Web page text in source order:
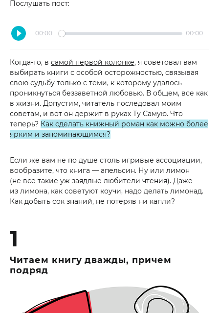
Послушать пост:
00:00 00:00
Когда-то, в самой первой колонке, я советовал вам
выбирать книги с особой осторожностью, связывая
свою судьбу только с теми, к которому удалось
проникнуться беззаветной любовью. В общем, все как
в жизни. Допустим, читатель последовал моим
советам, и вот он держит в руках Ту Самую. Что
теперь? Как сделать книжный роман как можно более
ярким и запоминающимся?
Если же вам не по душе столь игривые ассоциации,
вообразите, что книга — апельсин. Ну или лимон
(не все такие уж заядлые любители чтения). Даже
из лимона, как советуют коучи, надо делать лимонад.
Как добыть сок знаний, не потеряв ни капли?
1
Читаем книгу дважды, причем
подряд